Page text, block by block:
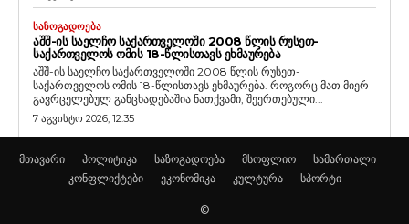
ᲡᲐᲖᲝᲒᲐᲓᲝᲔᲑᲐ
ᲐᲨᲨ-ᲘᲡ ᲡᲐᲔᲚᲩᲝ ᲡᲐᲥᲐᲠᲗᲕᲔᲚᲝᲨᲘ 2008 ᲬᲚᲘᲡ ᲠᲣᲡᲔᲗ-
ᲡᲐᲥᲐᲠᲗᲕᲔᲚᲝᲡ ᲝᲛᲘᲡ 18-ᲬᲚᲘᲡᲗᲐᲕᲡ ᲔᲮᲛᲐᲣᲠᲔᲑᲐ
აშშ-ის საელჩო საქართველოში 2008 წლის რუსეთ-
საქართველოს ომის 18-წლისთავს ეხმაურება. როგორც მათ მიერ
გავრცელებულ განცხადებაშია ნათქვამი, შეერთებული...
7 აგვისტო 2026, 12:35
მთავარი პოლიტიკა საზოგადოება მსოფლიო
სამართალი
კონფლიქტები
ეკონომიკა კულტურა სპორტი
©